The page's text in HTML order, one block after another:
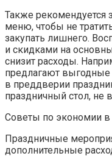
Также рекомендуется
меню, чтобы не
закупать лишнего.
и скидками на
снизит расходы.
предлагают
в преддверии
праздничный стол, не
Советы по экономии в
Праздничные
дополнительные